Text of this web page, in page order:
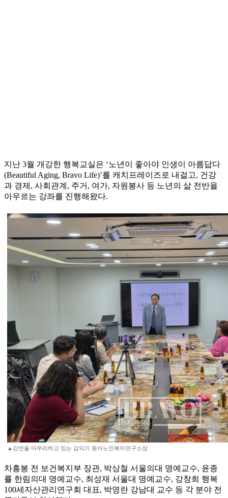
지난 3월 개강한 행복교실은 ‘노년이 좋아야 인생이 아름답다
(Beautiful Aging, Bravo Life)’를 캐치프레이즈로 내걸고, 건강
과 경제, 사회관계, 주거, 여가, 자원봉사 등 노년의 삶 전반을
아우르는 강좌를 진행해왔다.
▲강연을 마무리하고 있는 김익기 동아노인복지연구소장.
차흥봉 전 보건복지부 장관, 박상철 서울의대 명예교수, 윤종
률 한림의대 명예교수, 최성재 서울대 명예교수, 강창희 행복
100세자산관리연구회 대표, 박영란 강남대 교수 등 각 분야 전